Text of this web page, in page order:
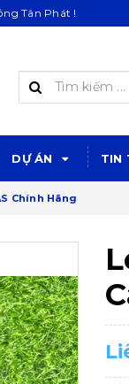
Tân Phát !
DỰ ÁN TIN
Chính Hãng